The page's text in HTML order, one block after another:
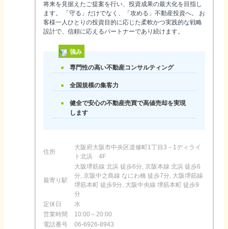
将来を見据えたご提案を行い、投資成果の最大化を目指し
ます。 「守る」だけでなく、「攻める」不動産投資へ。 お
客様一人ひとりの投資目的に応じた柔軟かつ実践的な戦略
設計で、信頼に応えるパートナーであり続けます。
強み
専門性の高い不動産コンサルティング
全国規模の集客力
健全で安心の不動産売買で高値売却を実現
します
住所
大阪府大阪市中央区道修町1丁目3－1ディライ
ト北浜 4F
最寄り駅
大阪堺筋線 北浜 徒歩6分, 京阪本線 北浜 徒歩6
分, 京阪中之島線 なにわ橋 徒歩7分, 大阪堺筋線
堺筋本町 徒歩9分, 大阪中央線 堺筋本町 徒歩9
分
定休日
水
営業時間
10:00～20:00
電話番号
06-6926-8943